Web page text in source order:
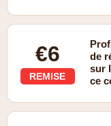
€6
REMISE
de
sur
ce